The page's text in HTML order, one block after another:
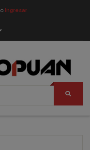
o Ingresar